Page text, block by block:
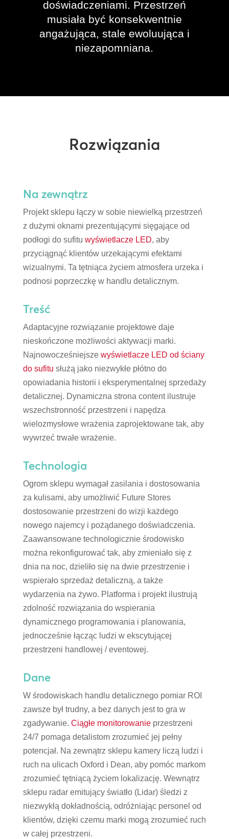
doświadczeniami. Przestrzeń
musiała być konsekwentnie
angażująca, stale ewoluująca i
niezapomniana.
Rozwiązania
Na zewnątrz
Projekt sklepu łączy w sobie niewielką przestrzeń
z dużymi oknami prezentującymi sięgające od
podłogi do sufitu wyświetlacze LED, aby
przyciągnąć klientów urzekającymi efektami
wizualnymi. Ta tętniąca życiem atmosfera urzeka i
podnosi poprzeczkę w handlu detalicznym.
Treść
Adaptacyjne rozwiązanie projektowe daje
nieskończone możliwości aktywacji marki.
Najnowocześniejsze wyświetlacze LED od ściany
do sufitu służą jako niezwykłe płótno do
opowiadania historii i eksperymentalnej sprzedaży
detalicznej. Dynamiczna strona content ilustruje
wszechstronność przestrzeni i napędza
wielozmysłowe wrażenia zaprojektowane tak, aby
wywrzeć trwałe wrażenie.
Technologia
Ogrom sklepu wymagał zasilania i dostosowania
za kulisami, aby umożliwić Future Stores
dostosowanie przestrzeni do wizji każdego
nowego najemcy i pożądanego doświadczenia.
Zaawansowane technologicznie środowisko
można rekonfigurować tak, aby zmieniało się z
dnia na noc, dzieliło się na dwie przestrzenie i
wspierało sprzedaż detaliczną, a także
wydarzenia na żywo. Platforma i projekt ilustrują
zdolność rozwiązania do wspierania
dynamicznego programowania i planowania,
jednocześnie łącząc ludzi w ekscytującej
przestrzeni handlowej / eventowej.
Dane
W środowiskach handlu detalicznego pomiar ROI
zawsze był trudny, a bez danych jest to gra w
zgadywanie. Ciągłe monitorowanieprzestrzeni
24/7 pomaga detalistom zrozumieć jej pełny
potencjał. Na zewnątrz sklepu kamery liczą ludzi i
ruch na ulicach Oxford i Dean, aby pomóc markom
zrozumieć tętniącą życiem lokalizację. Wewnątrz
sklepu radar emitujący światło (Lidar) śledzi z
niezwykłą dokładnością, odróżniając personel od
klientów, dzięki czemu marki mogą zrozumieć ruch
w całej przestrzeni.